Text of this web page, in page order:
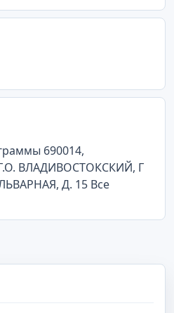
690014,
ВЛАДИВОСТОКСКИЙ, Г
Д. 15 Все